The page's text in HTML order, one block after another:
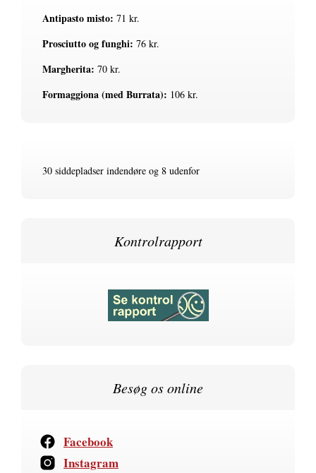
Antipasto misto: 71 kr.
Prosciutto og funghi: 76 kr.
Margherita: 70 kr.
Formaggiona (med Burrata): 106 kr.
30 siddepladser indendøre og 8 udenfor
Kontrolrapport
Besøg os online
Facebook
Instagram